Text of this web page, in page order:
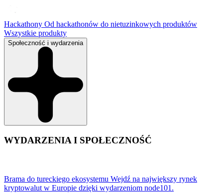
Hackathony Od hackathonów do nietuzinkowych produktów
Wszystkie produkty
Społeczność i wydarzenia
WYDARZENIA I SPOŁECZNOŚĆ
Brama do tureckiego ekosystemu Wejdź na największy rynek
kryptowalut w Europie dzięki wydarzeniom node101.